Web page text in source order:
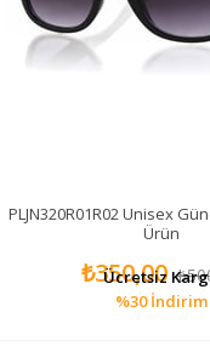
PLJN320R01R02 Unisex
Ürün
₺350,00
%30 İndirim
Ücretsiz